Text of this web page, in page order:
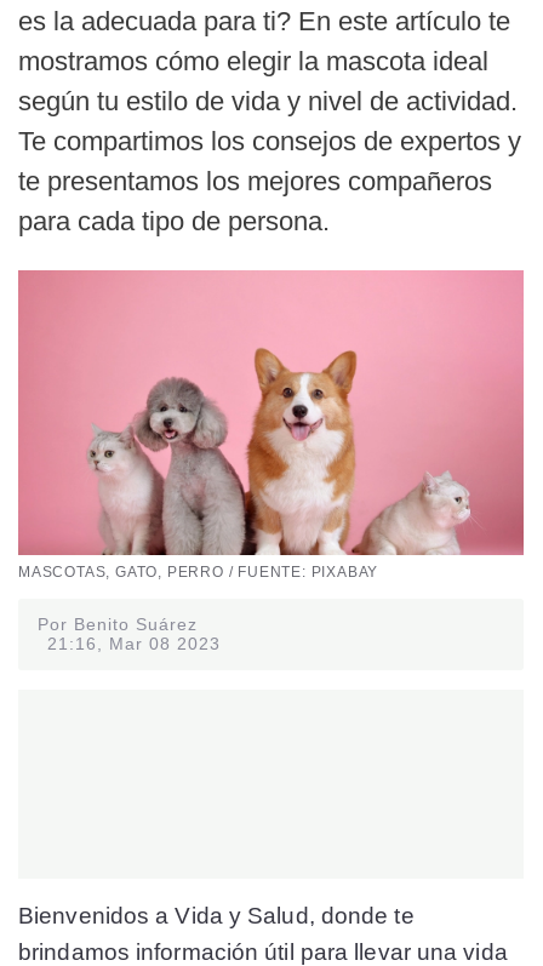
es la adecuada para ti? En este artículo te
mostramos cómo elegir la mascota ideal
según tu estilo de vida y nivel de actividad.
Te compartimos los consejos de expertos y
te presentamos los mejores compañeros
para cada tipo de persona.
MASCOTAS, GATO, PERRO / FUENTE: PIXABAY
Por Benito Suárez
21:16, Mar 08 2023
Bienvenidos a Vida y Salud, donde te
brindamos información útil para llevar una vida